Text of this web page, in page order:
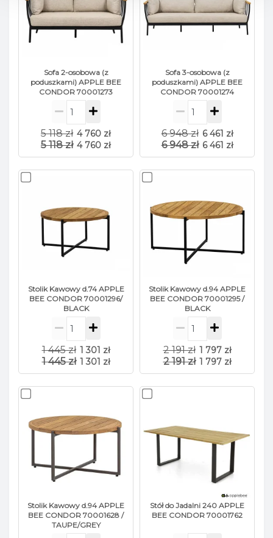
Trwałość koloru 4-5.
Pierwsza możliwa zmiana koloru następuje
po 60-70 dniach.
zabrudzenia.
to nowoczesna tkanina tapicerska o
optymalnych właściwościach użytkowych.
Skład i gęstość:
Głównie poliester z
miękkość, komfort i wysoką odporność na
Odporność na ścieranie:Zwiększona
wytrzymałość sprawia, że jest to idealna
tkanina do intensywnego użytkowania we
wnętrzach publicznych i domowych.
Specjalna obróbka
przed plamami i ułatwia konserwację.
Właściwości antybakteryjne:
Ochrona
przed bakteriami i roztoczami sprawia, że
jest bezpieczna dla alergików.
Trwałość kolorów:
Jasność i nasycenie
odcieni są zachowane nawet po
długotrwałej ekspozycji na światło
Oddychalność:
powietrze, zapewniając komfortowe
użytkowanie mebli.
Antystatyczność:
Ogranicza gromadzenie
się kurzu, utrzymując meble w czystości.
Sofa 2-osobowa (z
poduszkami) APPLE BEE
CONDOR 70001273
5 118 zł 4 760 zł
5 118 zł 4 760 zł
Sofa 3-osobowa (z
poduszkami) APPLE BEE
CONDOR 70001274
6 948 zł 6 461 zł
6 948 zł 6 461 zł
Stolik Kawowy d.74 APPLE
BEE CONDOR 70001296/
BLACK
1 445 zł 1 301 zł
1 445 zł 1 301 zł
Stolik Kawowy d.94 APPLE
BEE CONDOR 70001295 /
BLACK
2 191 zł 1 797 zł
2 191 zł 1 797 zł
Stolik Kawowy d.94 APPLE
BEE CONDOR 70001628 /
TAUPE/GREY
Stół do Jadalni 240 APPLE
BEE CONDOR 70001762